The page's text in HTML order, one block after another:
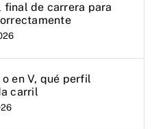
de carrera para
o en V, qué perfil
carril